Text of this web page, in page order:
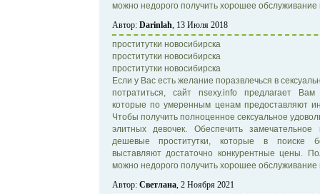
можно недорого получить хорошее обслуживание
Автор: Darinlah, 13 Июля 2018
проститутки новосибирска
проститутки новосибирска
проститутки новосибирска
Если у Вас есть желание поразвлечься в
потратиться, сайт nsexy.info предлагает
которые по умеренным ценам предоставляют
Чтобы получить полноценное сексуальное
элитных девочек. Обеспечить
дешевые проститутки, которые в поиске
выставляют достаточно конкурентные цены.
можно недорого получить хорошее обслуживание
Автор: Светлана, 2 Ноября 2021